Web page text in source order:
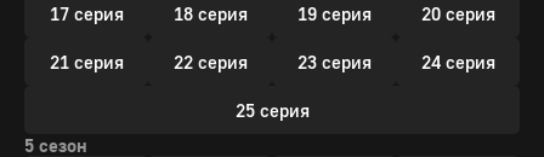
17 серия 18 серия 19 серия 20 серия
21 серия 22 серия 23 серия 24 серия
25 серия
5 сезон